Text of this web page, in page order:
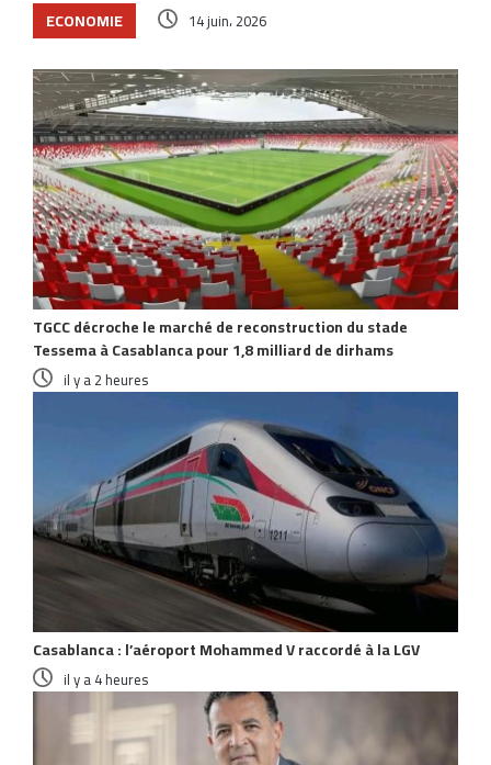
ECONOMIE 14 juin، 2026
Articles similaires
TGCC décroche le marché de reconstruction du stade
Tessema à Casablanca pour 1,8 milliard de dirhams
il y a 2 heures
Casablanca : l’aéroport Mohammed V raccordé à la LGV
il y a 4 heures